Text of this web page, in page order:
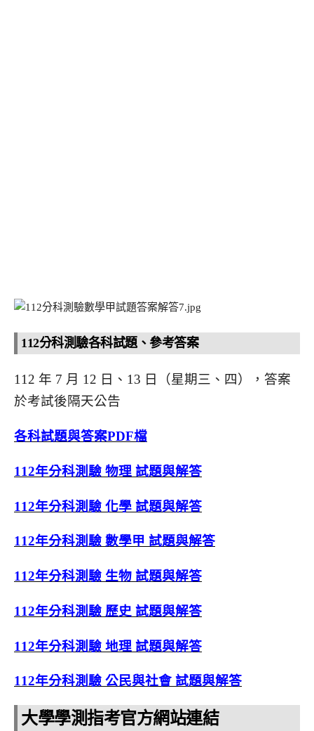
112分科測驗各科試題、參考答案
112 年 7 月 12 日、13 日（星期三、四），答案
於考試後隔天公告
各科試題與答案PDF檔
112年分科測驗 物理 試題與解答
112年分科測驗 化學 試題與解答
112年分科測驗 數學甲 試題與解答
112年分科測驗 生物 試題與解答
112年分科測驗 歷史 試題與解答
112年分科測驗 地理 試題與解答
112年分科測驗 公民與社會 試題與解答
大學學測指考官方網站連結